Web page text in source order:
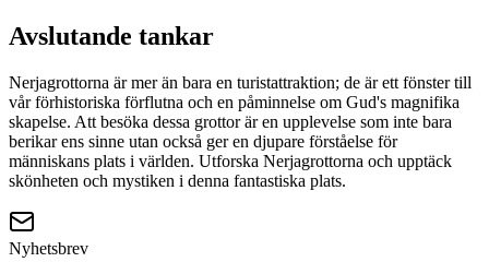
Avslutande tankar
Nerjagrottorna är mer än bara en turistattraktion; de är ett fönster till
vår förhistoriska förflutna och en påminnelse om Gud's magnifika
skapelse. Att besöka dessa grottor är en upplevelse som inte bara
berikar ens sinne utan också ger en djupare förståelse för
människans plats i världen. Utforska Nerjagrottorna och upptäck
skönheten och mystiken i denna fantastiska plats.
Nyhetsbrev